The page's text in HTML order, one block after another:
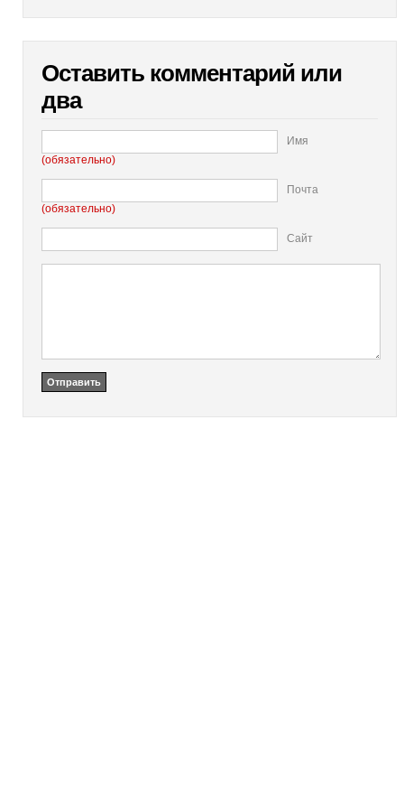
Оставить комментарий или
два
Имя
(обязательно)
Почта
(обязательно)
Сайт